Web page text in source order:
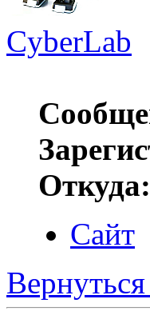
CyberLab
Откуда:
Сайт